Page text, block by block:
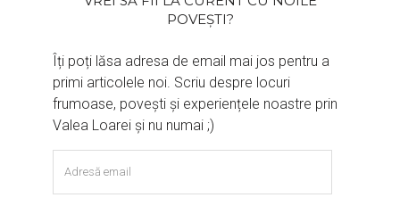
POVEȘTI?
Îți poți lăsa adresa de email mai jos pentru a
primi articolele noi. Scriu despre locuri
frumoase, povești și experiențele noastre prin
Valea Loarei și nu numai ;)
email